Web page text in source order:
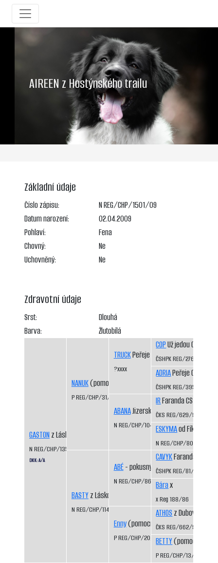
AIREEN z Hostýnského trailu
Základní údaje
Číslo zápisu:
N REG/CHP/1501/09
Datum narození:
02.04.2009
Pohlaví:
Fena
Chovný:
Ne
Uchovněný:
Ne
Zdravotní údaje
Srst:
Dlouhá
Barva:
Žlutobílá
GASTONz Láskova
N REG/CHP/1354/04/06
DKK: A/A
NANUK(pomocný registr)
P REG/CHP/31/99/01
BASTYz Láskova
N REG/CHP/1141/99/01
TRUCKPeřeje CS
?xxxx
ABANAJizerskohorská vánice
N REG/CHP/1044/97/99
ABÉ- pokusný vrh
N REG/CHP/866/93/95
Enny(pomocný registr)
P REG/CHP/20/95/97
COPUž jedou CS
ČSHPK REG/276/88
ADRIAPeřeje CS
ČSHPK REG/395/89
IRFaranda CS
ČKS REG/629/92/94
ESKYMAod Fíka CS
N REG/CHP/801/94/96
CAVYKFaranda CS
ČSHPK REG/81/84
Bárax
x Reg 188/86
ATHOS z Dubových
ČKS REG/662/92/94
BETTY(pomocný
P REG/CHP/13/92/96